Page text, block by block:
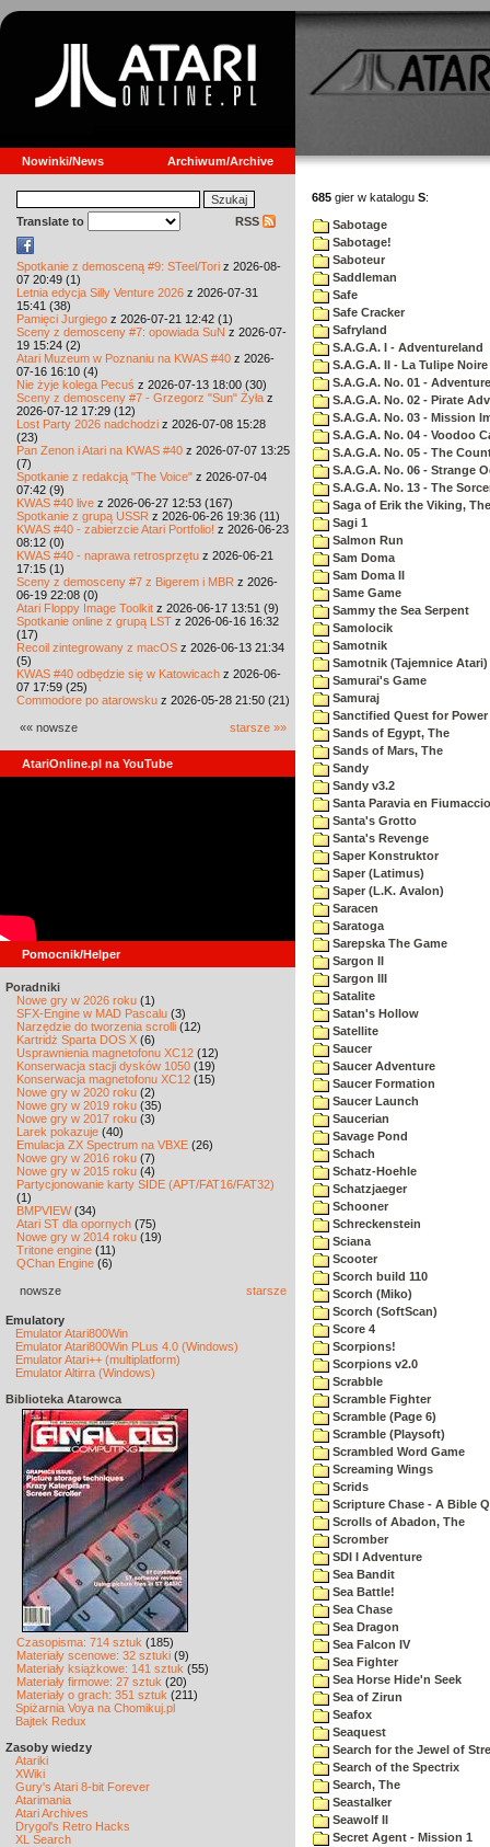
Nowinki/News Archiwum/Archive
Translate to RSS
Spotkanie z demosceną #9: STeel/Tori z 2026-08-
07 20:49 (1)
Letnia edycja Silly Venture 2026 z 2026-07-31
15:41 (38)
Pamięci Jurgiego z 2026-07-21 12:42 (1)
Sceny z demosceny #7: opowiada SuN z 2026-07-
19 15:24 (2)
Atari Muzeum w Poznaniu na KWAS #40 z 2026-
07-16 16:10 (4)
Nie żyje kolega Pecuś z 2026-07-13 18:00 (30)
Sceny z demosceny #7 - Grzegorz "Sun" Żyła z
2026-07-12 17:29 (12)
Lost Party 2026 nadchodzi z 2026-07-08 15:28
(23)
Pan Zenon i Atari na KWAS #40 z 2026-07-07 13:25
(7)
Spotkanie z redakcją "The Voice" z 2026-07-04
07:42 (9)
KWAS #40 live z 2026-06-27 12:53 (167)
Spotkanie z grupą USSR z 2026-06-26 19:36 (11)
KWAS #40 - zabierzcie Atari Portfolio! z 2026-06-23
08:12 (0)
KWAS #40 - naprawa retrosprzętu z 2026-06-21
17:15 (1)
Sceny z demosceny #7 z Bigerem i MBR z 2026-
06-19 22:08 (0)
Atari Floppy Image Toolkit z 2026-06-17 13:51 (9)
Spotkanie online z grupą LST z 2026-06-16 16:32
(17)
Recoil zintegrowany z macOS z 2026-06-13 21:34
(5)
KWAS #40 odbędzie się w Katowicach z 2026-06-
07 17:59 (25)
Commodore po atarowsku z 2026-05-28 21:50 (21)
«« nowsze starsze »»
AtariOnline.pl na YouTube
Pomocnik/Helper
Poradniki
Nowe gry w 2026 roku (1)
SFX-Engine w MAD Pascalu (3)
Narzędzie do tworzenia scrolli (12)
Kartridż Sparta DOS X (6)
Usprawnienia magnetofonu XC12 (12)
Konserwacja stacji dysków 1050 (19)
Konserwacja magnetofonu XC12 (15)
Nowe gry w 2020 roku (2)
Nowe gry w 2019 roku (35)
Nowe gry w 2017 roku (3)
Larek pokazuje (40)
Emulacja ZX Spectrum na VBXE (26)
Nowe gry w 2016 roku (7)
Nowe gry w 2015 roku (4)
Partycjonowanie karty SIDE (APT/FAT16/FAT32)
(1)
BMPVIEW(34)
Atari ST dla opornych (75)
Nowe gry w 2014 roku (19)
Tritone engine (11)
QChan Engine (6)
nowsze starsze
Emulatory
Emulator Atari800Win
Emulator Atari800Win PLus 4.0 (Windows)
Emulator Atari++ (multiplatform)
Emulator Altirra (Windows)
Biblioteka Atarowca
Czasopisma: 714 sztuk (185)
Materiały scenowe: 32 sztuki (9)
Materiały książkowe: 141 sztuk (55)
Materiały firmowe: 27 sztuk (20)
Materiały o grach: 351 sztuk (211)
Spiżarnia Voya na Chomikuj.pl
Bajtek Redux
Zasoby wiedzy
Atariki
XWiki
Gury's Atari 8-bit Forever
Atarimania
Atari Archives
Drygol's Retro Hacks
XL Search
685 gier w katalogu S:
Sabotage
Sabotage!
Saboteur
Saddleman
Safe
Safe Cracker
Safryland
S.A.G.A. I - Adventureland
S.A.G.A. II - La Tulipe Noire
S.A.G.A. No. 01 -
S.A.G.A. No. 02 - Pirate
S.A.G.A. No. 03 - Mission
S.A.G.A. No. 04 - Voodoo
S.A.G.A. No. 05 - The
S.A.G.A. No. 06 - Strange
S.A.G.A. No. 13 - The
Saga of Erik the Viking, The
Sagi 1
Salmon Run
Sam Doma
Sam Doma II
Same Game
Sammy the Sea Serpent
Samolocik
Samotnik
Samotnik (Tajemnice Atari)
Samurai's Game
Samuraj
Sanctified Quest for Power
Sands of Egypt, The
Sands of Mars, The
Sandy
Sandy v3.2
Santa Paravia en Fiumaccio
Santa's Grotto
Santa's Revenge
Saper Konstruktor
Saper (Latimus)
Saper (L.K. Avalon)
Saracen
Saratoga
Sarepska The Game
Sargon II
Sargon III
Satalite
Satan's Hollow
Satellite
Saucer
Saucer Adventure
Saucer Formation
Saucer Launch
Saucerian
Savage Pond
Schach
Schatz-Hoehle
Schatzjaeger
Schooner
Schreckenstein
Sciana
Scooter
Scorch build 110
Scorch (Miko)
Scorch (SoftScan)
Score 4
Scorpions!
Scorpions v2.0
Scrabble
Scramble Fighter
Scramble (Page 6)
Scramble (Playsoft)
Scrambled Word Game
Screaming Wings
Scrids
Scripture Chase - A Bible
Scrolls of Abadon, The
Scromber
SDI I Adventure
Sea Bandit
Sea Battle!
Sea Chase
Sea Dragon
Sea Falcon IV
Sea Fighter
Sea Horse Hide'n Seek
Sea of Zirun
Seafox
Seaquest
Search for the Jewel of
Search of the Spectrix
Search, The
Seastalker
Seawolf II
Secret Agent - Mission 1